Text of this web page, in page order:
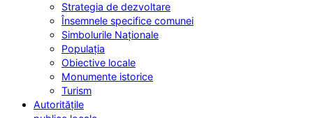
Strategia de dezvoltare
Însemnele specifice comunei
Simbolurile Naționale
Populația
Obiective locale
Monumente istorice
Turism
Autoritățile